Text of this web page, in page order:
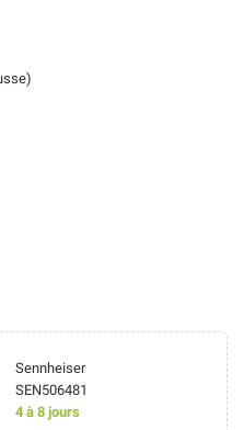
Sennheiser
SEN506481
4 à 8 jours